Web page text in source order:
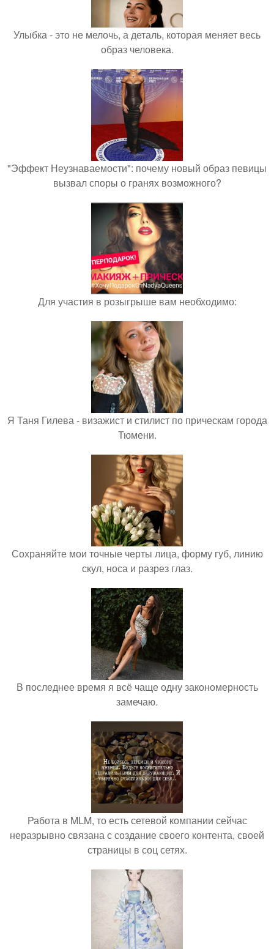
Улыбка - это не мелочь, а деталь, которая меняет весь
образ человека.
"Эффект Неузнаваемости": почему новый образ певицы
вызвал споры о гранях возможного?
Для участия в розыгрыше вам необходимо:
Я Таня Гилева - визажист и стилист по прическам города
Тюмени.
Сохраняйте мои точные черты лица, форму губ, линию
скул, носа и разрез глаз.
В последнее время я всё чаще одну закономерность
замечаю.
Работа в MLM, то есть сетевой компании сейчас
неразрывно связана с создание своего контента, своей
страницы в соц сетях.